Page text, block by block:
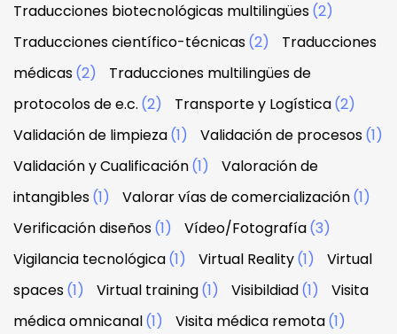
Traducciones biotecnológicas multilingües(2)
Traducciones científico-técnicas(2)
Traducciones
médicas(2)
Traducciones multilingües de
protocolos de e.c. (2) Transporte y Logística(2)
Validación de limpieza(1) Validación de procesos(1)
Validación y Cualificación(1)
Valoración de
intangibles(1) Valorar vías de comercialización(1)
Verificación diseños(1) Vídeo/Fotografía(3)
Vigilancia tecnológica(1) Virtual Reality(1)
Virtual
spaces(1) Virtual training(1) Visibildiad(1)
Visita
médica omnicanal(1) Visita médica remota(1)